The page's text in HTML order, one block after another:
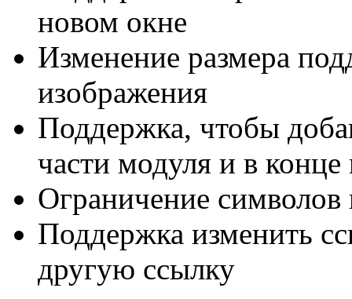
новом окне
Изменение размера
изображения
Поддержка, чтобы
части модуля и в конце
Ограничение символов
Поддержка изменить
другую ссылку